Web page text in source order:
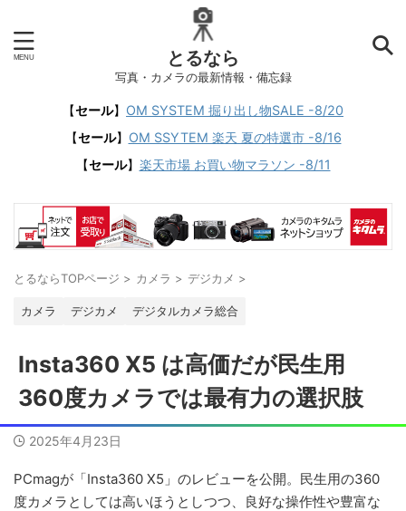
とるなら
写真・カメラの最新情報・備忘録
【セール】 OM SYSTEM 掘り出し物SALE -8/20
【セール】 OM SSYTEM 楽天 夏の特選市 -8/16
【セール】 楽天市場 お買い物マラソン -8/11
とるならTOPページ > カメラ > デジカメ >
カメラ デジカメ デジタルカメラ総合
Insta360 X5 は高価だが民生用
360度カメラでは最有力の選択肢
2025年4月23日
PCmagが「Insta360 X5」のレビューを公開。民生用の360
度カメラとしては高いほうとしつつ、良好な操作性や豊富な